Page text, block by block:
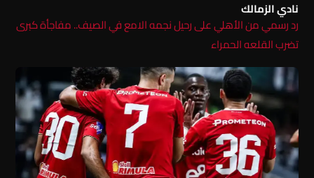
نادي الزمالك
رد رسمي من الأهلي على رحيل نجمه الامع في الصيف.. مفاجأة كبرى
تضرب القلعه الحمراء